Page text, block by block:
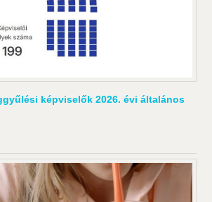
képviselők 2026. évi általános